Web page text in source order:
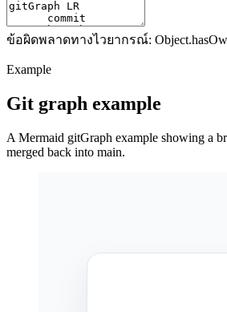
ข้อผิดพลาดทางไวยากรณ์:
Example
Git graph example
A Mermaid gitGraph example showing a
merged back into main.